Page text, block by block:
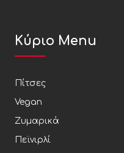
Κύριο Menu
Πίτσες
Vegan
Ζυμαρικά
Πεϊνιρλί